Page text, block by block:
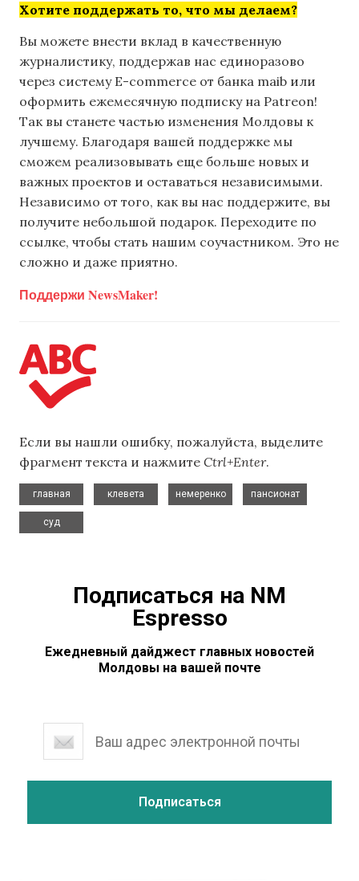
Хотите поддержать то, что мы делаем?
Вы можете внести вклад в качественную
журналистику, поддержав нас единоразово
через систему E-commerce от банка maib или
оформить ежемесячную подписку на Patreon!
Так вы станете частью изменения Молдовы к
лучшему. Благодаря вашей поддержке мы
сможем реализовывать еще больше новых и
важных проектов и оставаться независимыми.
Независимо от того, как вы нас поддержите, вы
получите небольшой подарок. Переходите по
ссылке, чтобы стать нашим соучастником. Это не
сложно и даже приятно.
Поддержи NewsMaker!
Если вы нашли ошибку, пожалуйста, выделите
фрагмент текста и нажмите Ctrl+Enter.
главная
клевета
немеренко
пансионат
суд
Подписаться на NM
Espresso
Ежедневный дайджест главных новостей
Молдовы на вашей почте